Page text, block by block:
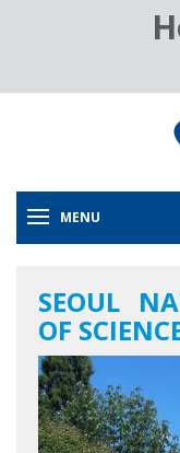
MENU
SEOUL
OF